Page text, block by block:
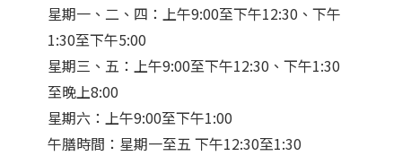
星期一、二、四：上午9:00至下午12:30、下午
1:30至下午5:00
星期三、五：上午9:00至下午12:30、下午1:30
至晚上8:00
星期六：上午9:00至下午1:00
午膳時間：星期一至五 下午12:30至1:30